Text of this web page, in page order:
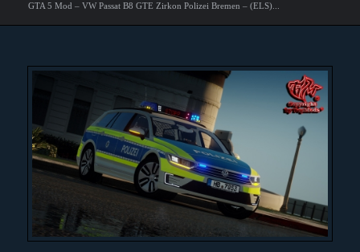
GTA 5 Mod – VW Passat B8 GTE Zirkon Polizei Bremen – (ELS)...